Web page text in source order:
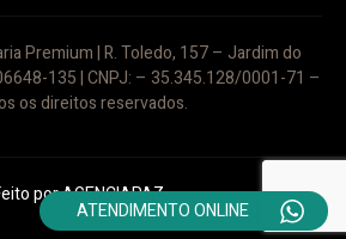
Premium | R. Toledo, 157 – Jardim do
135 | CNPJ: – 35.345.128/0001-71 –
os direitos reservados.
porAGENCIAPAZ
ATENDIMENTO ONLINE